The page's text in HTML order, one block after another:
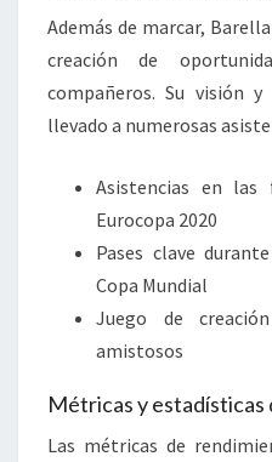
Además de marcar,
creación de
compañeros. Su visión
llevado a numerosas
Asistencias en las
Eurocopa 2020
Pases clave
Copa Mundial
Juego de
amistosos
Métricas y
Las métricas de